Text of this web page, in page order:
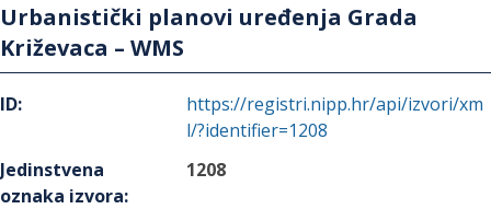
Urbanistički planovi uređenja Grada
Križevaca – WMS
ID:
https://registri.nipp.hr/api/izvori/xm
l/?identifier=1208
Jedinstvena
oznaka izvora:
1208